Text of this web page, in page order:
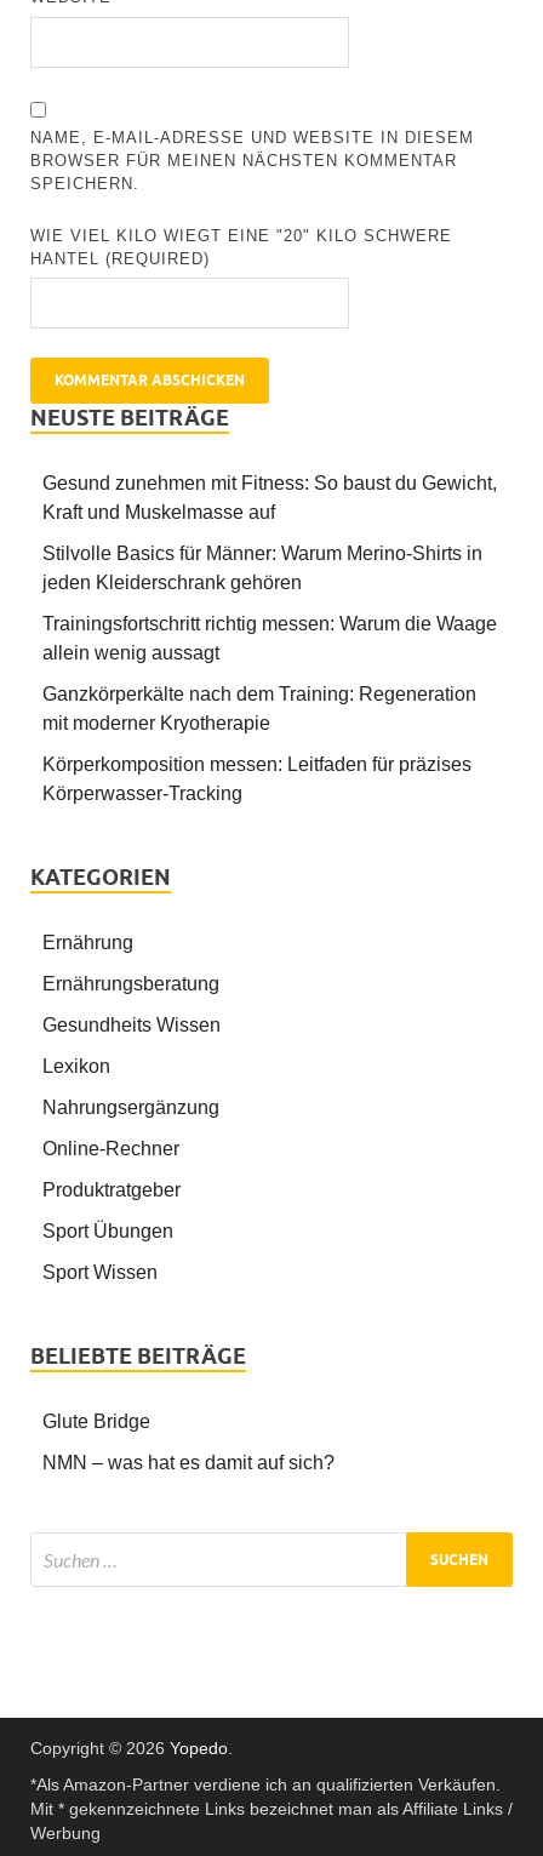
NAME, E-MAIL-ADRESSE UND WEBSITE IN DIESEM
BROWSER FÜR MEINEN NÄCHSTEN KOMMENTAR
SPEICHERN.
WIE VIEL KILO WIEGT EINE "20" KILO SCHWERE
HANTEL (REQUIRED)
NEUSTE BEITRÄGE
Gesund zunehmen mit Fitness: So baust du Gewicht,
Kraft und Muskelmasse auf
Stilvolle Basics für Männer: Warum Merino-Shirts in
jeden Kleiderschrank gehören
Trainingsfortschritt richtig messen: Warum die Waage
allein wenig aussagt
Ganzkörperkälte nach dem Training: Regeneration
mit moderner Kryotherapie
Körperkomposition messen: Leitfaden für präzises
Körperwasser-Tracking
KATEGORIEN
Ernährung
Ernährungsberatung
Gesundheits Wissen
Lexikon
Nahrungsergänzung
Online-Rechner
Produktratgeber
Sport Übungen
Sport Wissen
BELIEBTE BEITRÄGE
Glute Bridge
NMN – was hat es damit auf sich?
Copyright © 2026 Yopedo
*Als Amazon-Partner verdiene ich an qualifizierten Verkäufen.
Mit * gekennzeichnete Links bezeichnet man als Affiliate Links /
Werbung